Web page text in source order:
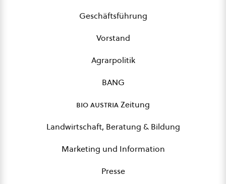
Geschäftsführung
Vorstand
Agrarpolitik
BANG
bio austriaZeitung
Landwirtschaft, Beratung & Bildung
Marketing und Information
Presse